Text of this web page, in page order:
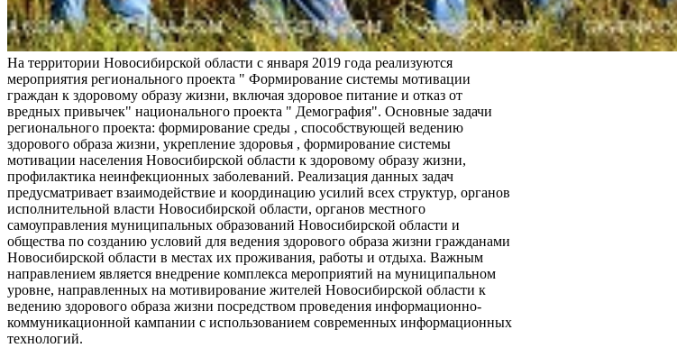
На территории Новосибирской области с января 2019 года реализуются
мероприятия регионального проекта " Формирование системы мотивации
граждан к здоровому образу жизни, включая здоровое питание и отказ от
вредных привычек" национального проекта " Демография". Основные задачи
регионального проекта: формирование среды , способствующей ведению
здорового образа жизни, укрепление здоровья , формирование системы
мотивации населения Новосибирской области к здоровому образу жизни,
профилактика неинфекционных заболеваний. Реализация данных задач
предусматривает взаимодействие и координацию усилий всех структур, органов
исполнительной власти Новосибирской области, органов местного
самоуправления муниципальных образований Новосибирской области и
общества по созданию условий для ведения здорового образа жизни гражданами
Новосибирской области в местах их проживания, работы и отдыха. Важным
направлением является внедрение комплекса мероприятий на муниципальном
уровне, направленных на мотивирование жителей Новосибирской области к
ведению здорового образа жизни посредством проведения информационно-
коммуникационной кампании с использованием современных информационных
технологий.